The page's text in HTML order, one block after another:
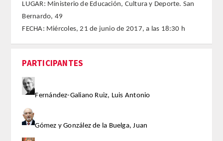
NUMERO
CORRESPONDIENTES
Nacionales
Extranjeros
HONOR
LUGAR: Ministerio de Educación, Cultura y Deporte. San
Bernardo, 49
FECHA: Miércoles, 21 de junio de 2017, a las 18:30 h
PARTICIPANTES
Fernández-Galiano Ruiz, Luis Antonio
Gómez y González de la Buelga, Juan